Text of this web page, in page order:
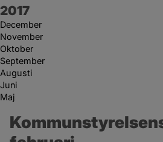
År:
2017
December
November
Oktober
September
Augusti
Juni
Maj